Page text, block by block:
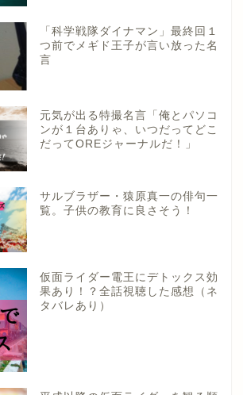
「科学戦隊ダイナマン」最終回１
つ前でメギド王子が言い放った名
言
元気が出る特撮名言「俺とパソコ
ンが１台ありゃ、いつだってどこ
だってOREジャーナルだ！」
サルブラザー・猿原真一の俳句一
覧。子供の教育に良さそう！
仮面ライダー電王にデトックス効
果あり！？全話視聴した感想（ネ
タバレあり）